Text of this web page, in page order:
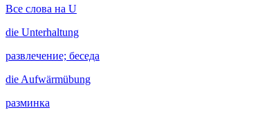
Все слова на U
die Unterhaltung
развлечение; беседа
die Aufwärmübung
разминка